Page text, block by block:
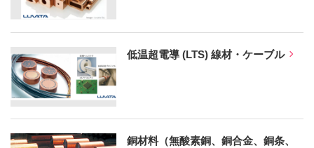
低温超電導 (LTS) 線材・ケーブル
銅材料（無酸素銅、銅合金、銅条、